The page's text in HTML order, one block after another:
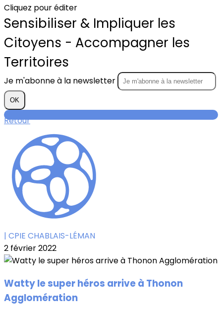
Cliquez pour éditer
Sensibiliser & Impliquer les
Citoyens - Accompagner les
Territoires
Je m'abonne à la newsletter
OK
Retour
| CPIE CHABLAIS-LÉMAN
2 février 2022
Watty le super héros arrive à Thonon
Agglomération